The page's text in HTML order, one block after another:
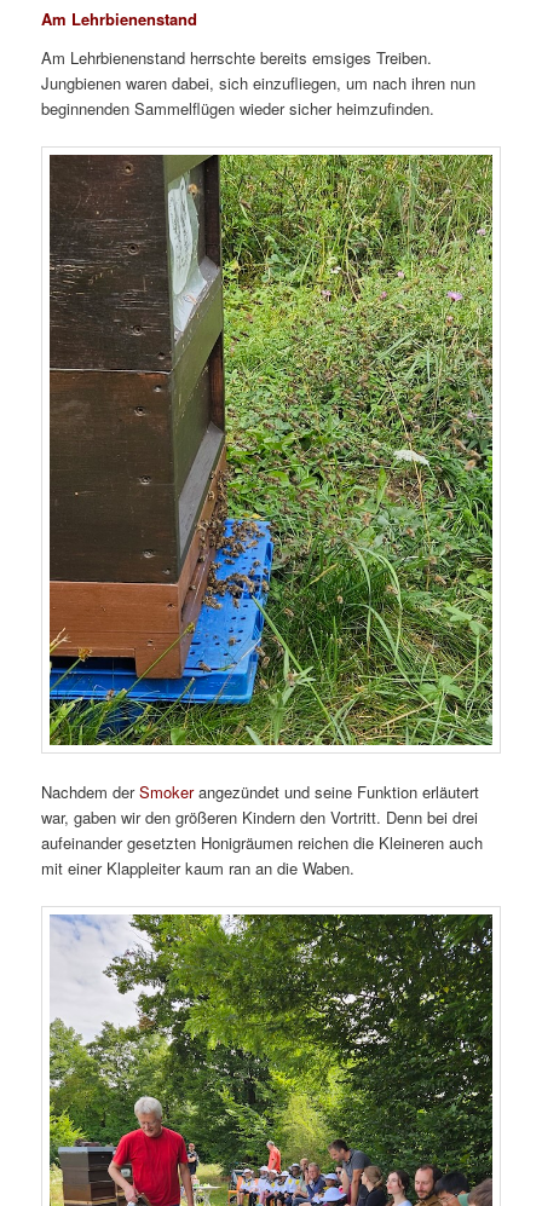
Am Lehrbienenstand
Am Lehrbienenstand herrschte bereits emsiges Treiben.
Jungbienen waren dabei, sich einzufliegen, um nach ihren nun
beginnenden Sammelflügen wieder sicher heimzufinden.
Nachdem derSmokerangezündet und seine Funktion erläutert
war, gaben wir den größeren Kindern den Vortritt. Denn bei drei
aufeinander gesetzten Honigräumen reichen die Kleineren auch
mit einer Klappleiter kaum ran an die Waben.